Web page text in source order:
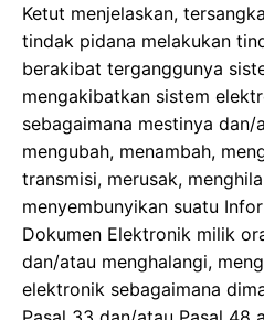
Ketut menjelaskan,
tindak pidana melakukan
berakibat terganggunya
mengakibatkan sistem
sebagaimana mestinya
mengubah, menambah,
transmisi, merusak,
menyembunyikan suatu
Dokumen Elektronik milik
dan/atau menghalangi,
elektronik sebagaimana